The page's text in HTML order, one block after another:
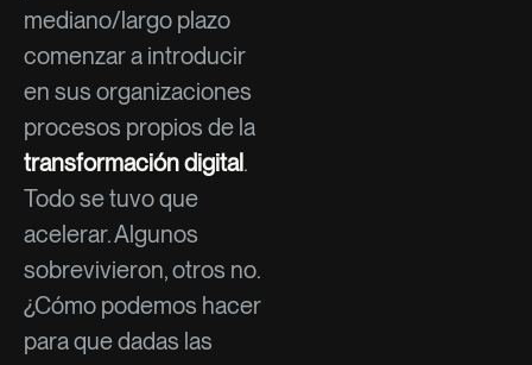
mediano/largo plazo
comenzar a introducir
en sus organizaciones
procesos propios de la
transformación digital.
Todo se tuvo que
acelerar. Algunos
sobrevivieron, otros no.
¿Cómo podemos hacer
para que dadas las